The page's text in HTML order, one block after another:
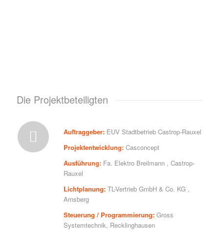
Die Projektbeteiligten
Auftraggeber:EUV Stadtbetrieb Castrop-Rauxel
Projektentwicklung:Casconcept
Ausführung:Fa. Elektro Breilmann , Castrop-
Rauxel
Lichtplanung: TL-Vertrieb GmbH & Co. KG ,
Arnsberg
Steuerung / Programmierung: Gross
Systemtechnik, Recklinghausen